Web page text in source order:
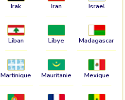
Irak Iran Israel
Liban Libye Madagascar
Martinique Mauritanie Mexique